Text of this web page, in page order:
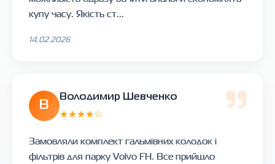
купу часу. Якість ст...
14.02.2026
В
Володимир Шевченко
★★★★☆
Замовляли комплект гальмівних колодок і
фільтрів для парку Volvo FH. Все прийшло